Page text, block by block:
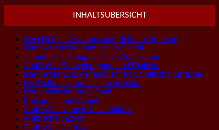
INHALTSUBERSICHT
Geschichte der arabischen Schrift + Sprache
Das System der arabischen Schrift
Theoretische Linguistik des Arabischen
Arabische Sprachgruppen und Dialekte
Die Verbreitung der arabischen Schrift und Sprache
Die Rolle des arabischen im Islam
Der arabische Buchdruck
Kalligrafie und Schrift
Arabische Namensbestandteile
Arabische Tatoos
Arabische Comics